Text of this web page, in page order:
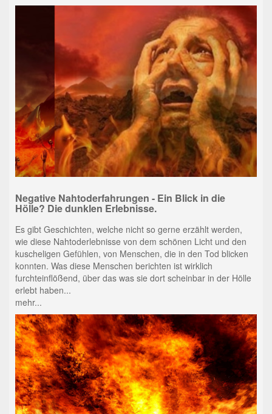
Negative Nahtoderfahrungen - Ein Blick in die
Hölle? Die dunklen Erlebnisse.
Es gibt Geschichten, welche nicht so gerne erzählt werden,
wie diese Nahtoderlebnisse von dem schönen Licht und den
kuscheligen Gefühlen, von Menschen, die in den Tod blicken
konnten. Was diese Menschen berichten ist wirklich
furchteinflößend, über das was sie dort scheinbar in der Hölle
erlebt haben...
mehr...